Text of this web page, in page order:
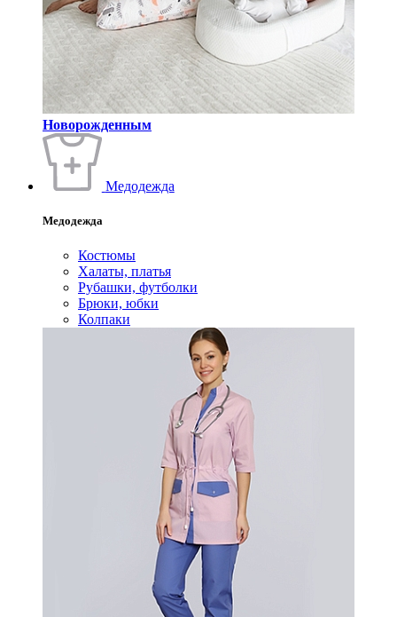
Новорожденным
Медодежда
Медодежда
Костюмы
Халаты, платья
Рубашки, футболки
Брюки, юбки
Колпаки